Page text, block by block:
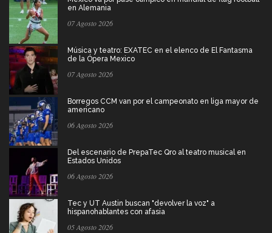
en Alemania
07 Agosto 2026
Música y teatro: EXATEC en el elenco de El Fantasma
de la Ópera Mexico
07 Agosto 2026
Borregos CCM van por el campeonato en liga mayor de
americano
06 Agosto 2026
Del escenario de PrepaTec Qro al teatro musical en
Estados Unidos
06 Agosto 2026
Tec y UT Austin buscan "devolver la voz" a
hispanohablantes con afasia
05 Agosto 2026